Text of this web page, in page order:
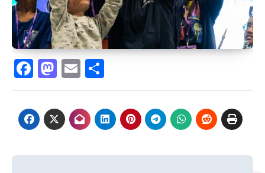
Facebook
Mastodon
Email